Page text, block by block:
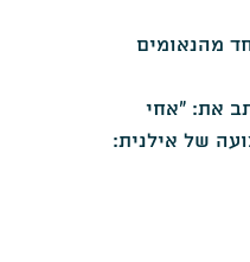
מהנאומים
את: "אחי
של אילנית: